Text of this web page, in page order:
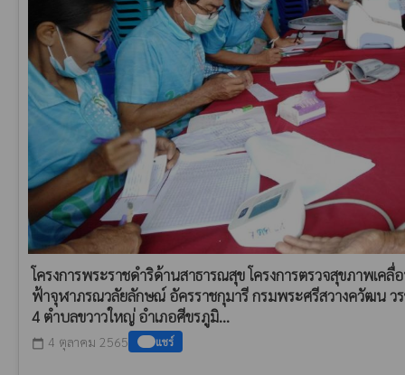
โครงการพระราชดำริด้านสาธารณสุข โครงการตรวจสุขภาพเคลื่
ฟ้าจุฬาภรณวลัยลักษณ์ อัครราชกุมารี กรมพระศรีสวางควัฒน
4 ตำบลขวาวใหญ่ อำเภอศีขรภูมิ...
calendar_today 4 ตุลาคม 2565 แชร์